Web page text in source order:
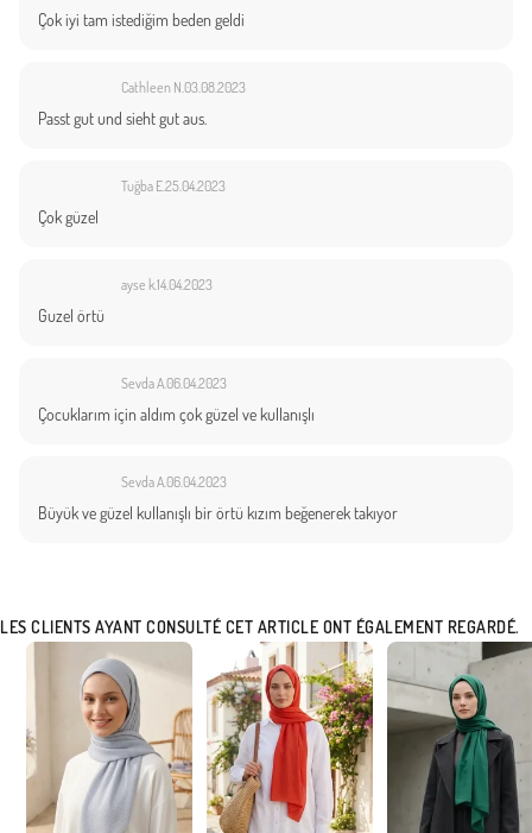
Çok iyi tam istediğim beden geldi
Cathleen N. 03.08.2023
Passt gut und sieht gut aus.
Tuğba E.25.04.2023
Çok güzel
ayse k.14.04.2023
Guzel örtü
Sevda A.06.04.2023
Çocuklarım için aldım çok güzel ve kullanışlı
Sevda A.06.04.2023
Büyük ve güzel kullanışlı bir örtü kızım beğenerek takıyor
LES CLIENTS AYANT CONSULTÉ CET ARTICLE ONT ÉGALEMENT REGARDÉ.